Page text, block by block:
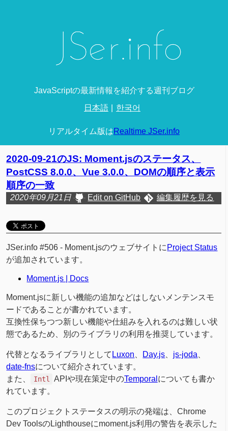
JavaScriptの最新情報を紹介する週刊ブログ
日本語 한국어
リアルタイム版はRealtime JSer.info
2020-09-21のJS: Moment.jsのステータス、
PostCSS 8.0.0、Vue 3.0.0、DOMの順序と表示
順序の一致
2020年09月21日 Edit on GitHub 編集履歴を見る
JSer.info #506 - Moment.jsのウェブサイトに Project Status
が追加されています。
Moment.js | Docs
Moment.jsに新しい機能の追加などはしないメンテンスモ
ードであることが書かれています。
互換性保ちつつ新しい機能や仕組みを入れるのは難しい状
態であるため、別のライブラリの利用を推奨しています。
代替となるライブラリとして Luxon Day.js js-joda
date-fnsについて紹介されています。
また、
Intl APIや現在策定中のTemporal についても書か
れています。
このプロジェクトステータスの明示の発端は、Chrome
Dev ToolsのLighthouseにmoment.js利用の警告を表示した